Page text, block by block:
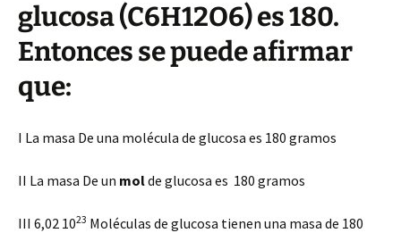
glucosa (C6H12O6) es 180.
Entonces se puede afirmar
que:
I La masa De una molécula de glucosa es 180 gramos
II La masa De un molde glucosa es 180 gramos
III 6,02 1023 Moléculas de glucosa tienen una masa de 180